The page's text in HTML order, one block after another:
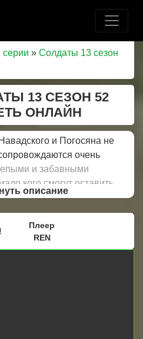
» Солдаты 13 сезон
13 СЕЗОН 52
ОНЛАЙН
и Погосяна не
очень
и забавными
кого смогут оставить
Куренков случайным
рядом с секретным
самый неловкий
фотографирует,
описание
Плеер
REN